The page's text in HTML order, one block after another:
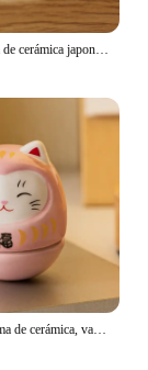
Muñeca Daruma de cerámica japonesa, adorno de fortuna de gato de la suerte, caja de dinero, mesa de oficina, artesanía Feng Shui, regalos de decoración del hogar, 4 pulgadas
Estatua de Daruma de cerámica, vaso de Daruma, artesanías de estilo japonés, adorno de gato de la suerte, paisaje, accesorios de decoración del hogar, regalos